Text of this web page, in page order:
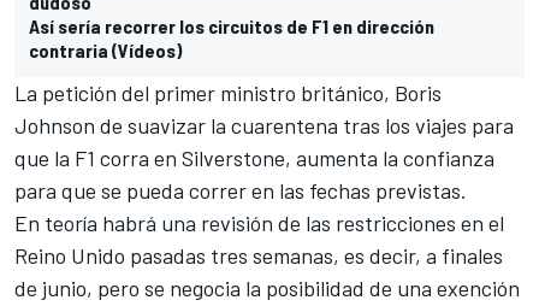
Así sería recorrer los circuitos de F1 en dirección
contraria (Vídeos)
La petición del primer ministro británico, Boris
Johnson de suavizar la cuarentena tras los viajes para
que la F1 corra en Silverstone, aumenta la confianza
para que se pueda correr en las fechas previstas.
En teoría habrá una revisión de las restricciones en el
Reino Unido pasadas tres semanas, es decir, a finales
de junio, pero se negocia la posibilidad de una exención